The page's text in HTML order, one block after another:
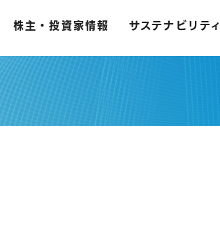
株主・投資家情報 サステナビリティ